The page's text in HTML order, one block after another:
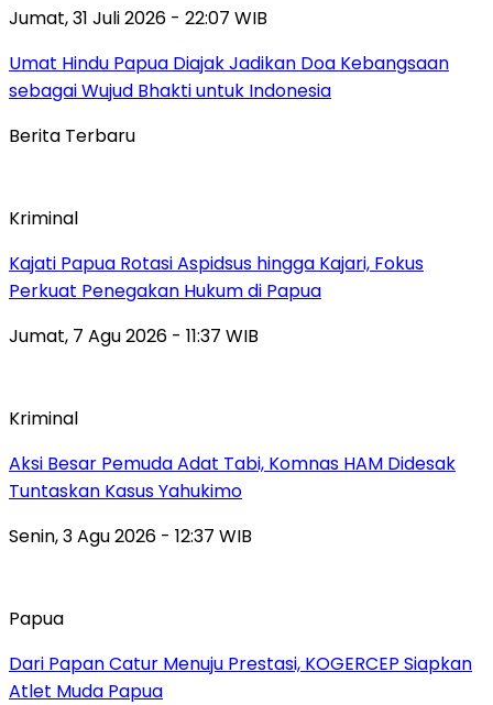
Jumat, 31 Juli 2026 - 22:07 WIB
Umat Hindu Papua Diajak Jadikan Doa Kebangsaan
sebagai Wujud Bhakti untuk Indonesia
Berita Terbaru
Kriminal
Kajati Papua Rotasi Aspidsus hingga Kajari, Fokus
Perkuat Penegakan Hukum di Papua
Jumat, 7 Agu 2026 - 11:37 WIB
Kriminal
Aksi Besar Pemuda Adat Tabi, Komnas HAM Didesak
Tuntaskan Kasus Yahukimo
Senin, 3 Agu 2026 - 12:37 WIB
Papua
Dari Papan Catur Menuju Prestasi, KOGERCEP Siapkan
Atlet Muda Papua